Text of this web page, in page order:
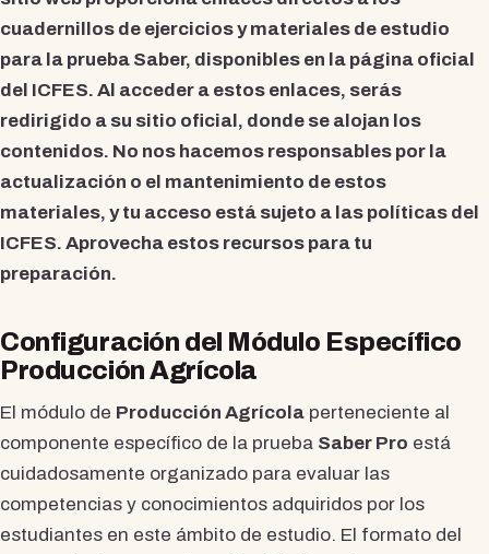
cuadernillos de ejercicios y materiales de estudio
para la prueba Saber, disponibles en la página oficial
del ICFES. Al acceder a estos enlaces, serás
redirigido a su sitio oficial, donde se alojan los
contenidos. No nos hacemos responsables por la
actualización o el mantenimiento de estos
materiales, y tu acceso está sujeto a las políticas del
ICFES. Aprovecha estos recursos para tu
preparación.
Configuración del Módulo Específico
Producción Agrícola
El módulo de Producción Agrícola perteneciente al
componente específico de la prueba Saber Pro está
cuidadosamente organizado para evaluar las
competencias y conocimientos adquiridos por los
estudiantes en este ámbito de estudio. El formato del